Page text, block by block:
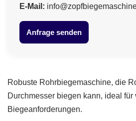
E-Mail:
Anfrage senden
Robuste Rohrbiegemaschine, die
Durchmesser biegen kann, ideal für
Biegeanforderungen.